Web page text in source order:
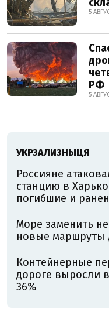
5
РФ
5
УКРЗАЛИЗНЫЦЯ
Россияне
станцию в
погибшие и
Море заменить
новые маршруты
Контейнерные
дороге выросли
36%